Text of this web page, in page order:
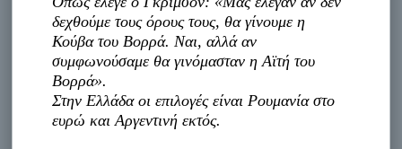
δεχθούμε τους όρους τους, θα γίνουμε η
Κούβα του Βορρά. Ναι, αλλά αν
συμφωνούσαμε θα γινόμασταν η Αϊτή του
Βορρά».
Στην Ελλάδα οι επιλογές είναι Ρουμανία στο
ευρώ και Αργεντινή εκτός.